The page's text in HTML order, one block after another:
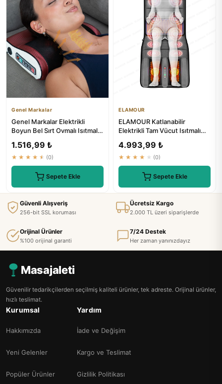
Genel Markalar
Genel Markalar Elektrikli
Boyun Bel Sırt Ovmalı Isıtmalı
1.516,99 ₺
★★★★★ (0)
Sepete Ekle
ELAMOUR
ELAMOUR Katlanabilir
Elektrikli Tam Vücut Isıtmalı
4.993,99 ₺
★★★★★ (0)
Sepete Ekle
Güvenli Alışveriş
256-bit SSL koruması
Ücretsiz Kargo
2.000 TL üzeri siparişlerde
Orijinal Ürünler
%100 orijinal garanti
7/24 Destek
Her zaman yanınızdayız
Masajaleti
Güvenilir tedarikçilerden seçilmiş kaliteli ürünler, tek adreste. Orijinal ürünler,
hızlı teslimat.
Kurumsal
Hakkımızda
Yeni Gelenler
Popüler Ürünler
Yardım
İade ve Değişim
Kargo ve Teslimat
Gizlilik Politikası